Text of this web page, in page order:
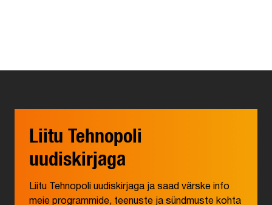
Liitu Tehnopoli
uudiskirjaga
Liitu Tehnopoli uudiskirjaga ja saad värske info
meie programmide, teenuste ja sündmuste kohta